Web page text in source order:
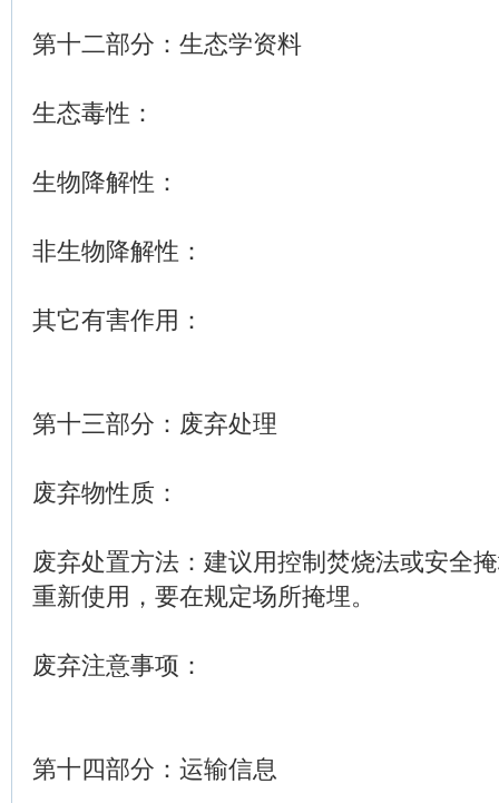
第十二部分：生态学资料
生态毒性：
生物降解性：
非生物降解性：
其它有害作用：
第十三部分：废弃处理
废弃物性质：
废弃处置方法：建议用控制焚烧法或安全
重新使用，要在规定场所掩埋。
废弃注意事项：
第十四部分：运输信息